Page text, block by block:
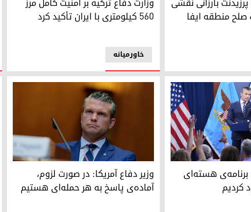
صلح منطقه ایفا
خاورمیانه
۵۶۰ کیلومتری با ایران تأکید کرد
می‌کندآمریا
برنامه‌ی هسته‌ای
کردیم
پیت هگست، وزیر دفاع آمریکا
وزیر دفاع آمریکا: در صورت لزوم،
آماده‌ی پاسخ به هر حمله‌ای هستیم